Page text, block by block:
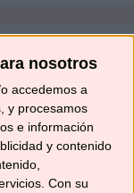
nosotros
accedemos a
y procesamos
e información
y contenido
Con su
las recetas